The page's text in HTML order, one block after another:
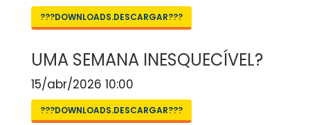
???DOWNLOADS.DESCARGAR???
UMA SEMANA INESQUECÍVEL?
15/abr/2026 10:00
???DOWNLOADS.DESCARGAR???